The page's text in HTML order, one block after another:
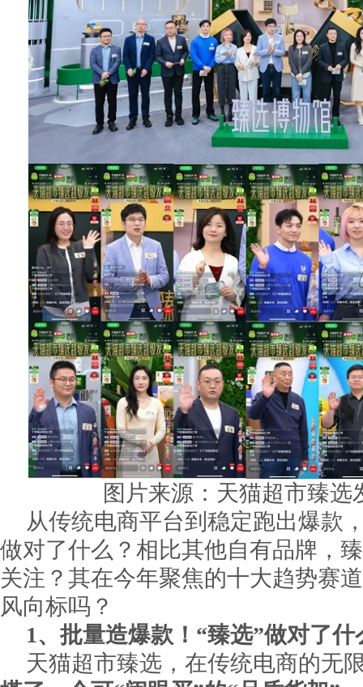
图片来源：天猫超市臻选
从传统电商平台到稳定跑出爆款
做对了什么？相比其他自有品牌，
关注？其在今年聚焦的十大趋势赛
风向标吗？
1、批量造爆款！“臻选”做对了什
天猫超市臻选，在传统电商的无